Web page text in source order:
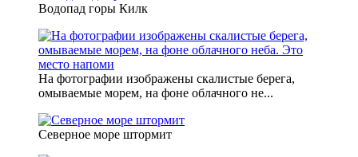
Водопад горы Килк
На фотографии изображены скалистые берега,
омываемые морем, на фоне облачного не...
Северное море штормит